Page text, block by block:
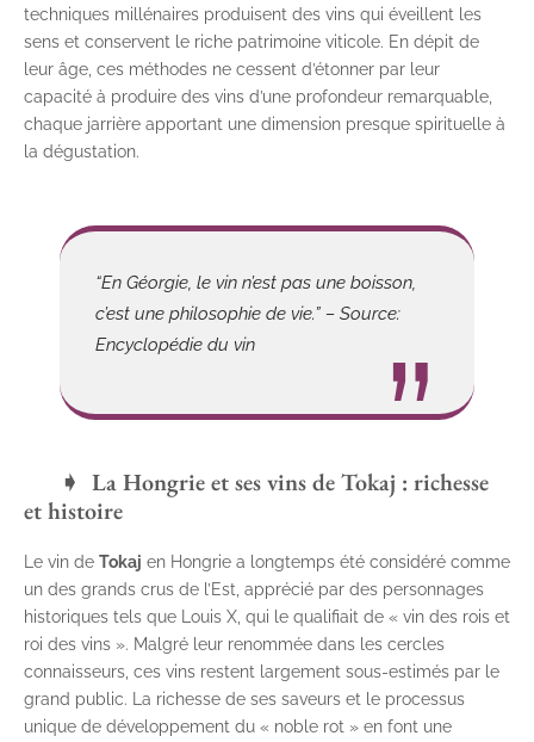
techniques millénaires produisent des vins qui éveillent les
sens et conservent le riche patrimoine viticole. En dépit de
leur âge, ces méthodes ne cessent d’étonner par leur
capacité à produire des vins d’une profondeur remarquable,
chaque jarrière apportant une dimension presque spirituelle à
la dégustation.
“En Géorgie, le vin n’est pas une boisson,
c’est une philosophie de vie.” – Source:
Encyclopédie du vin
La Hongrie et ses vins de Tokaj : richesse
et histoire
Le vin de Tokaj en Hongrie a longtemps été considéré comme
un des grands crus de l’Est, apprécié par des personnages
historiques tels que Louis X, qui le qualifiait de « vin des rois et
roi des vins ». Malgré leur renommée dans les cercles
connaisseurs, ces vins restent largement sous-estimés par le
grand public. La richesse de ses saveurs et le processus
unique de développement du « noble rot » en font une